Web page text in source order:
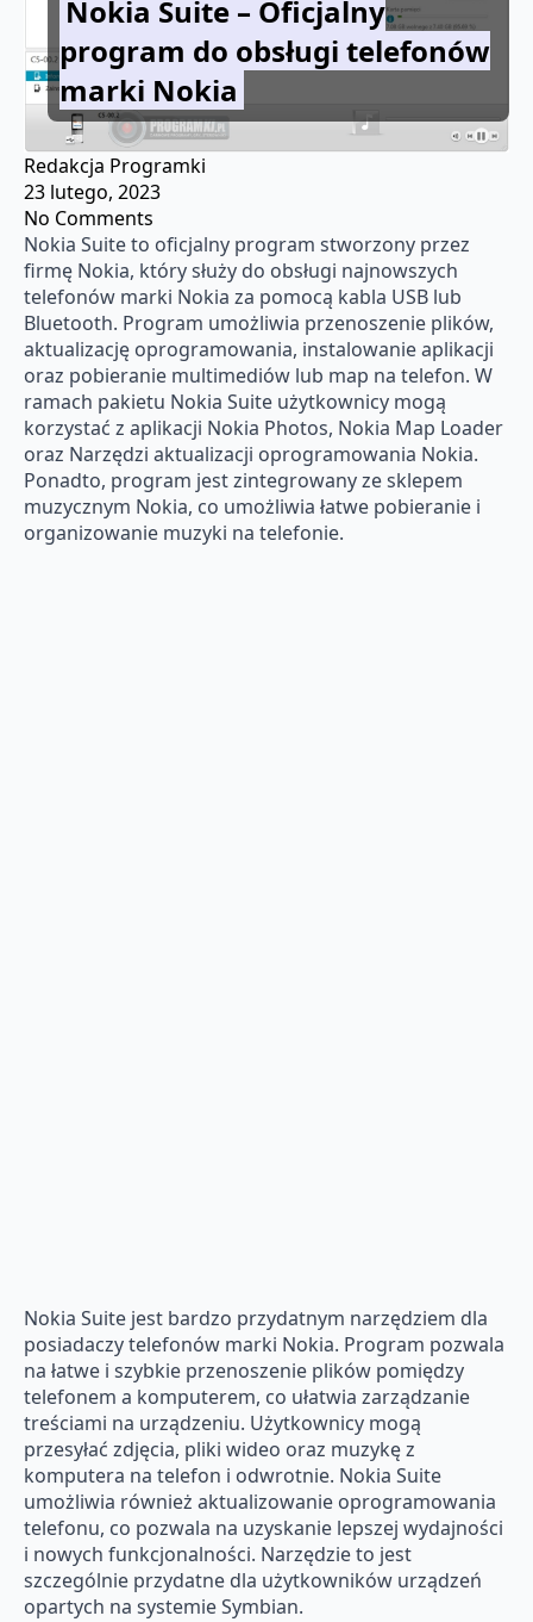
Nokia Suite – Oficjalny
program do obsługi telefonów
marki Nokia
Redakcja Programki
23 lutego, 2023
No Comments
Nokia Suite to oficjalny program stworzony przez
firmę Nokia, który służy do obsługi najnowszych
telefonów marki Nokia za pomocą kabla USB lub
Bluetooth. Program umożliwia przenoszenie plików,
aktualizację oprogramowania, instalowanie aplikacji
oraz pobieranie multimediów lub map na telefon. W
ramach pakietu Nokia Suite użytkownicy mogą
korzystać z aplikacji Nokia Photos, Nokia Map Loader
oraz Narzędzi aktualizacji oprogramowania Nokia.
Ponadto, program jest zintegrowany ze sklepem
muzycznym Nokia, co umożliwia łatwe pobieranie i
organizowanie muzyki na telefonie.
Nokia Suite jest bardzo przydatnym narzędziem dla
posiadaczy telefonów marki Nokia. Program pozwala
na łatwe i szybkie przenoszenie plików pomiędzy
telefonem a komputerem, co ułatwia zarządzanie
treściami na urządzeniu. Użytkownicy mogą
przesyłać zdjęcia, pliki wideo oraz muzykę z
komputera na telefon i odwrotnie. Nokia Suite
umożliwia również aktualizowanie oprogramowania
telefonu, co pozwala na uzyskanie lepszej wydajności
i nowych funkcjonalności. Narzędzie to jest
szczególnie przydatne dla użytkowników urządzeń
opartych na systemie Symbian.